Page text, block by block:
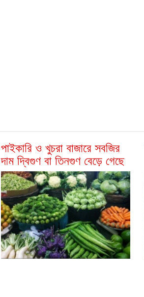
পাইকারি ও খুচরা বাজারে সবজির
দাম দ্বিগুণ বা তিনগুণ বেড়ে গেছে